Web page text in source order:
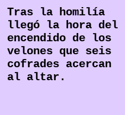
Tras la homilía
llegó la hora del
encendido de los
velones que seis
cofrades acercan
al altar.